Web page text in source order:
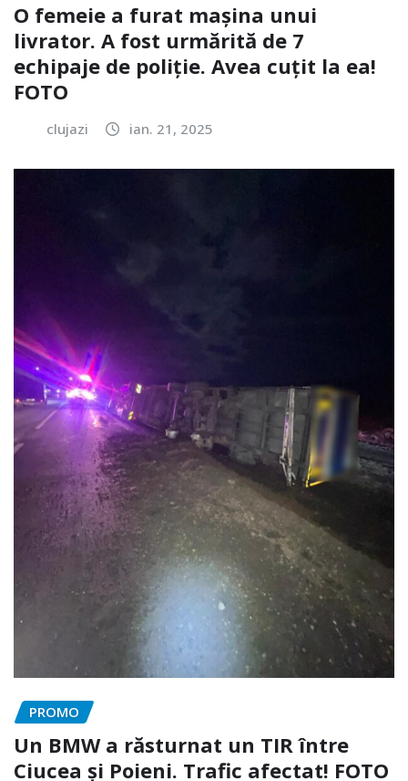
O femeie a furat mașina unui
livrator. A fost urmărită de 7
echipaje de poliție. Avea cuțit la ea!
FOTO
clujazi ian. 21, 2025
PROMO
Un BMW a răsturnat un TIR între
Ciucea și Poieni. Trafic afectat! FOTO